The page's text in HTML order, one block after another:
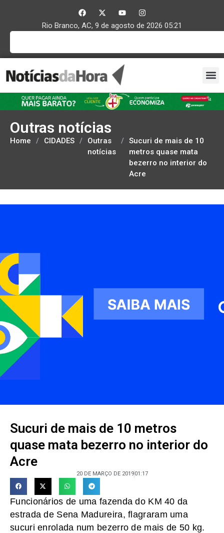
Rio Branco, AC, 9 de agosto de 2026 05:21
Outras notícias
Home / CIDADES /
Outras
notícias
/ Sucuri de mais de 10
metros quase mata
bezerro no interior do
Acre
Sucuri de mais de 10 metros
quase mata bezerro no interior do
Acre
20 DE MARÇO DE 201901:17
Funcionários de uma fazenda do KM 40 da
estrada de Sena Madureira, flagraram uma
sucuri enrolada num bezerro de mais de 50 kg.